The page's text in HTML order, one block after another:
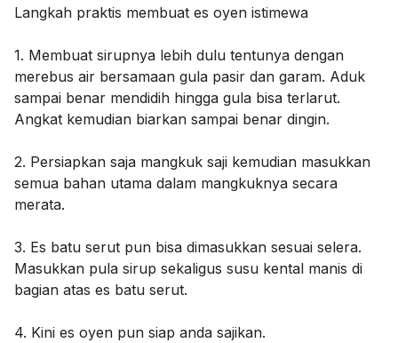
Langkah praktis membuat es oyen istimewa
1. Membuat sirupnya lebih dulu tentunya dengan
merebus air bersamaan gula pasir dan garam. Aduk
sampai benar mendidih hingga gula bisa terlarut.
Angkat kemudian biarkan sampai benar dingin.
2. Persiapkan saja mangkuk saji kemudian masukkan
semua bahan utama dalam mangkuknya secara
merata.
3. Es batu serut pun bisa dimasukkan sesuai selera.
Masukkan pula sirup sekaligus susu kental manis di
bagian atas es batu serut.
4. Kini es oyen pun siap anda sajikan.